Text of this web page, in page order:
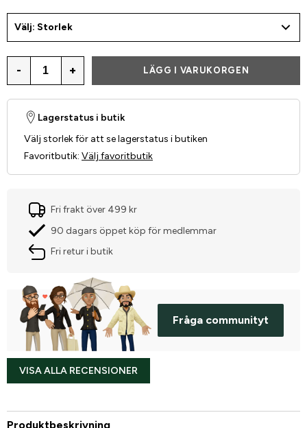
Välj: Storlek
- + LÄGG I VARUKORGEN
Lagerstatus i butik
Välj storlek för att se lagerstatus i butiken
Favoritbutik: Välj favoritbutik
Fri frakt över 499 kr
90 dagars öppet köp för medlemmar
Fri retur i butik
Fråga communityt
VISA ALLA RECENSIONER
Produktbeskrivning